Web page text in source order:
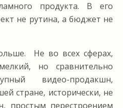
продукта. В его
не рутина, а бюджет не
Не во всех сферах,
но сравнительно
видео-продакшн,
стране, исторически, не
простым перестроением